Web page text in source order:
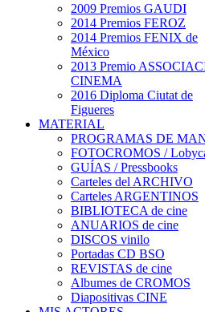
2009 Premios GAUDI
2014 Premios FEROZ
2014 Premios FENIX de
México
2013 Premio
CINEMA
2016 Diploma Ciutat de
Figueres
MATERIAL
PROGRAMAS DE
FOTOCROMOS /
GUÍAS / Pressbooks
Carteles del ARCHIVO
Carteles ARGENTINOS
BIBLIOTECA de cine
ANUARIOS de cine
DISCOS vinilo
Portadas CD BSO
REVISTAS de cine
Albumes de CROMOS
Diapositivas CINE